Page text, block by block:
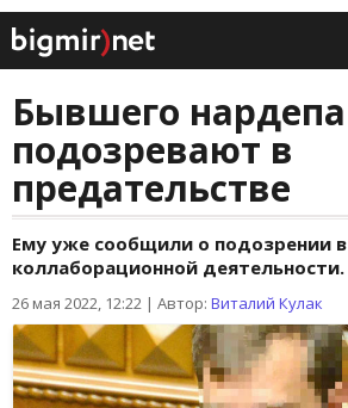
Бывшего нардепа
подозревают в
предательстве
Ему уже сообщили о подозрении в
коллаборационной деятельности.
26 мая 2022, 12:22 | Автор: Виталий Кулак